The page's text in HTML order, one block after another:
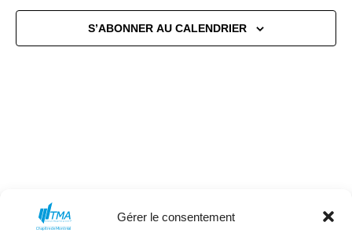
Gérer le consentement
S’ABONNER AU CALENDRIER